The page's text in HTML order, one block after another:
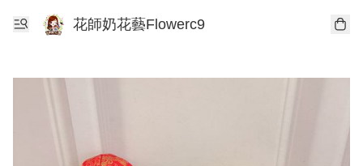
花師奶花藝Flowerc9